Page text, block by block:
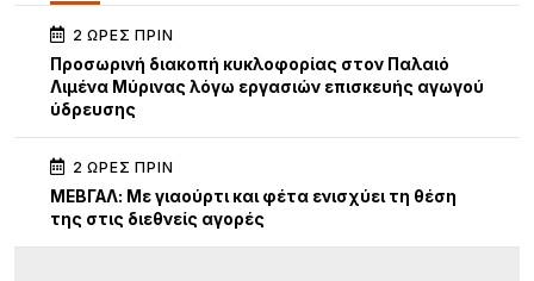
2 ΏΡΕΣ ΠΡΙΝ
Προσωρινή διακοπή κυκλοφορίας στον Παλαιό
Λιμένα Μύρινας λόγω εργασιών επισκευής αγωγού
ύδρευσης
2 ΏΡΕΣ ΠΡΙΝ
ΜΕΒΓΑΛ: Με γιαούρτι και φέτα ενισχύει τη θέση
της στις διεθνείς αγορές